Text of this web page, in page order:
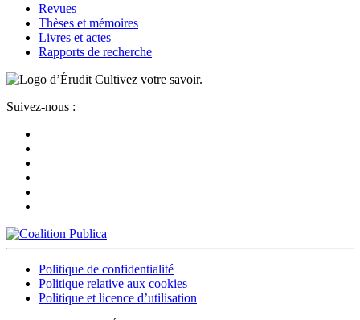
Revues
Thèses et mémoires
Livres et actes
Rapports de recherche
Cultivez votre savoir.
Suivez-nous :
Politique de confidentialité
Politique relative aux cookies
Politique et licence d’utilisation